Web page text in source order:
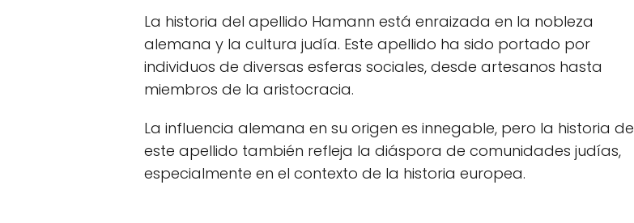
La historia del apellido Hamann está enraizada en la nobleza
alemana y la cultura judía. Este apellido ha sido portado por
individuos de diversas esferas sociales, desde artesanos hasta
miembros de la aristocracia.
La influencia alemana en su origen es innegable, pero la historia de
este apellido también refleja la diáspora de comunidades judías,
especialmente en el contexto de la historia europea.